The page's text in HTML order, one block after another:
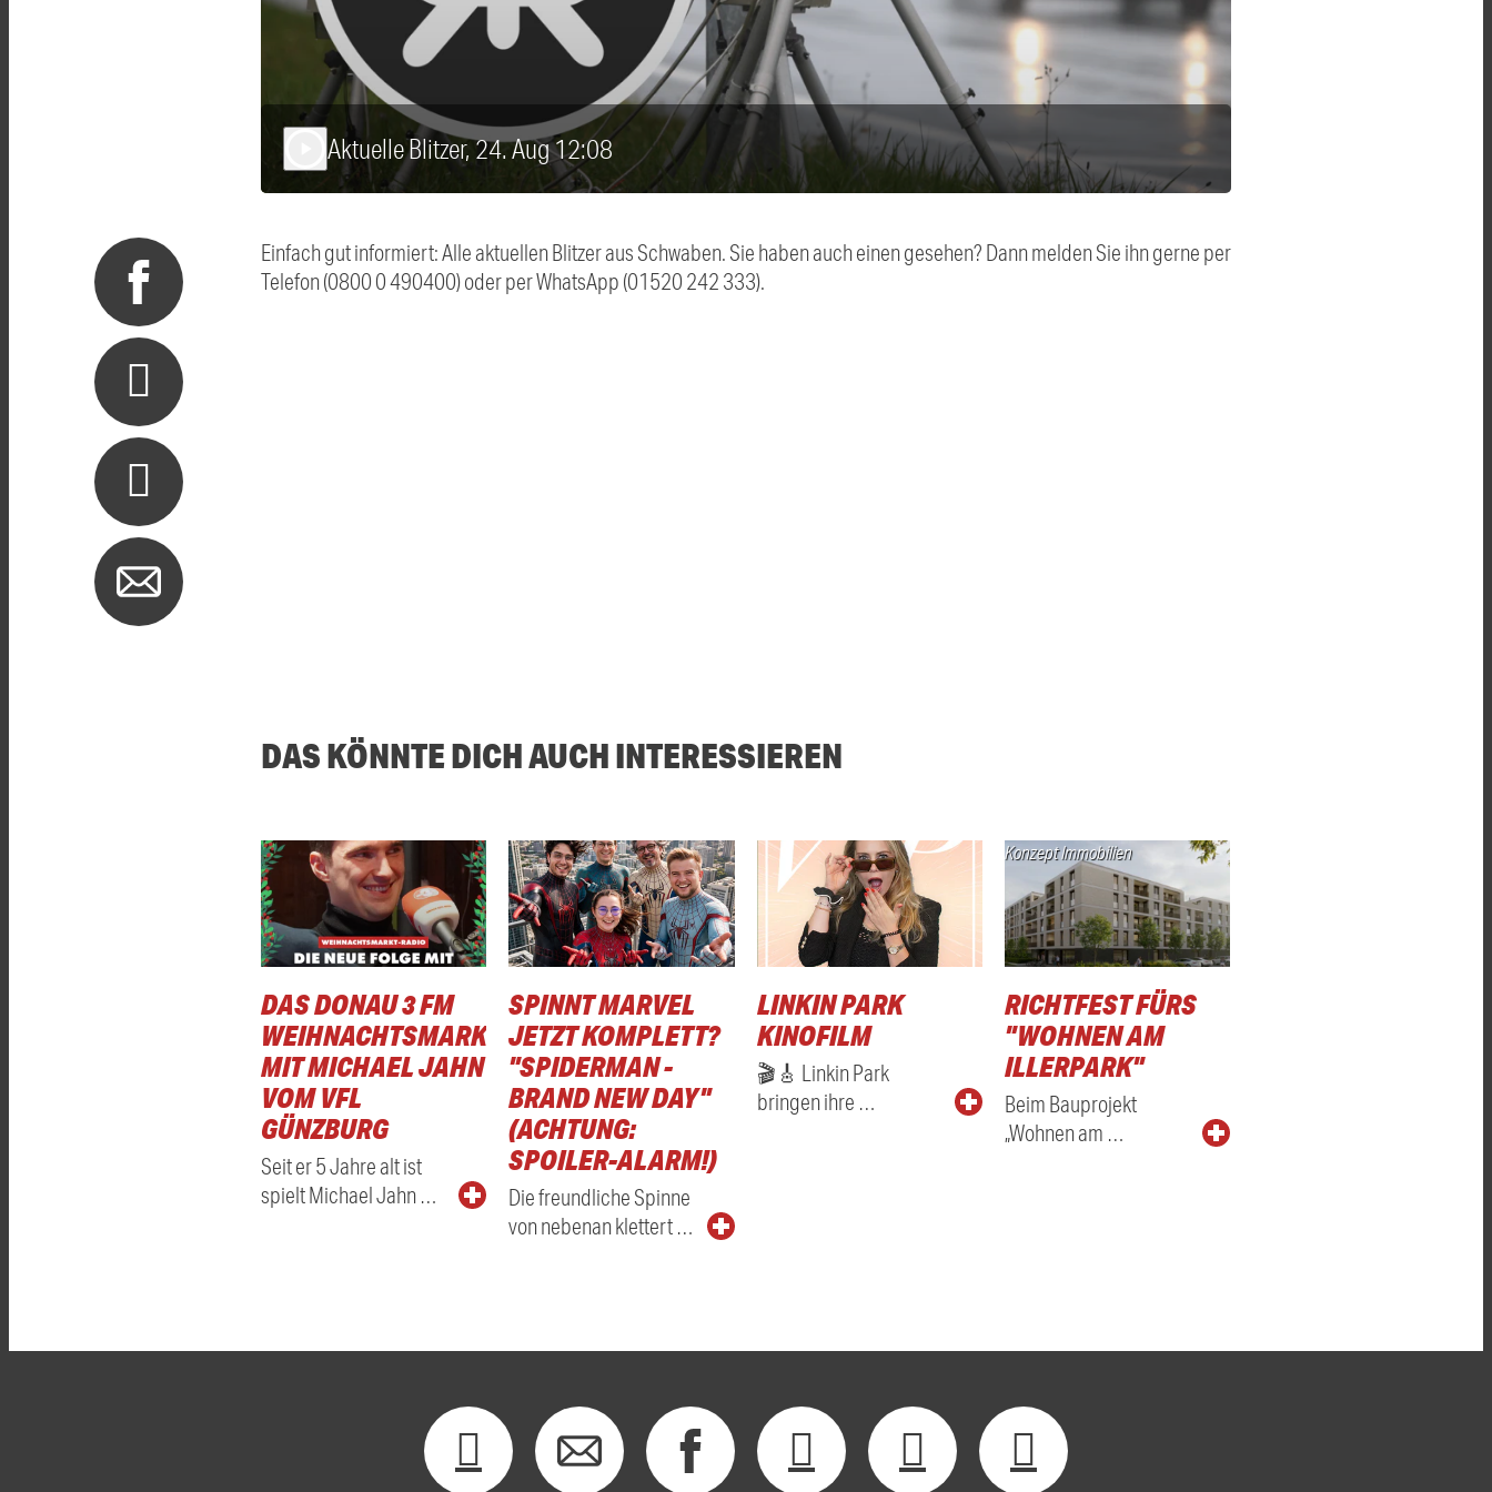
Aktuelle Blitzer, 24. Aug 12:08
Einfach gut informiert: Alle aktuellen Blitzer aus Schwaben. Sie haben auch einen gesehen? Dann melden Sie ihn gerne per
Telefon (0800 0 490400) oder per WhatsApp (01520 242 333).
DAS KÖNNTE DICH AUCH INTERESSIEREN
DAS DONAU 3 FM
WEIHNACHTSMARKTRADIO
MIT MICHAEL JAHN
VOM VFL
GÜNZBURG
Seit er 5 Jahre alt ist
spielt Michael Jahn …
SPINNT MARVEL
JETZT KOMPLETT?
"SPIDERMAN -
BRAND NEW DAY"
(ACHTUNG:
SPOILER-ALARM!)
Die freundliche Spinne
von nebenan klettert …
LINKIN PARK
KINOFILM
🎬🎸 Linkin Park
bringen ihre …
Konzept Immobilien
RICHTFEST FÜRS
"WOHNEN AM
ILLERPARK"
Beim Bauprojekt
„Wohnen am …